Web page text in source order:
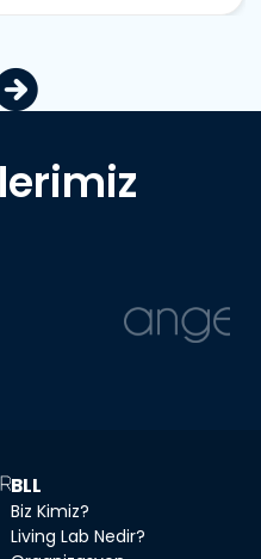
BLL
Biz Kimiz?
Living Lab Nedir?